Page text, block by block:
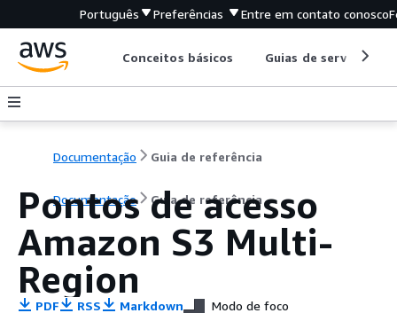
Português Preferências Entre em contato conosco
Conceitos básicos Guias de serviço
Documentação Guia de referência
Documentação Guia de referência
Pontos de acesso
Amazon S3 Multi-
Region
PDF RSS Markdown Modo de foco